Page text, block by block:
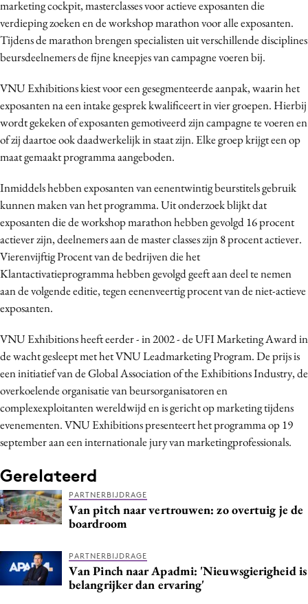
Bureaus
Campagnes
Carriere
Craft
Customer Experience
Data & Insights
Design
Diversiteit
Effectiviteit
Gedragsverandering
Influencer marketing
Interne communicatie
Merkstrategie
PR
Programmatic
Purpose Marketing
Reputatie & crisis
marketing cockpit, masterclasses voor actieve exposanten die
verdieping zoeken en de workshop marathon voor alle exposanten.
Tijdens de marathon brengen specialisten uit verschillende disciplines
beursdeelnemers de fijne kneepjes van campagne voeren bij.
VNU Exhibitions kiest voor een gesegmenteerde aanpak, waarin het
exposanten na een intake gesprek kwalificeert in vier groepen. Hierbij
wordt gekeken of exposanten gemotiveerd zijn campagne te voeren en
of zij daartoe ook daadwerkelijk in staat zijn. Elke groep krijgt een op
maat gemaakt programma aangeboden.
Inmiddels hebben exposanten van eenentwintig beurstitels gebruik
kunnen maken van het programma. Uit onderzoek blijkt dat
exposanten die de workshop marathon hebben gevolgd 16 procent
actiever zijn, deelnemers aan de master classes zijn 8 procent actiever.
Vierenvijftig Procent van de bedrijven die het
Klantactivatieprogramma hebben gevolgd geeft aan deel te nemen
aan de volgende editie, tegen eenenveertig procent van de niet-actieve
exposanten.
VNU Exhibitions heeft eerder - in 2002 - de UFI Marketing Award in
de wacht gesleept met het VNU Leadmarketing Program. De prijs is
een initiatief van de Global Association of the Exhibitions Industry, de
overkoelende organisatie van beursorganisatoren en
complexexploitanten wereldwijd en is gericht op marketing tijdens
evenementen. VNU Exhibitions presenteert het programma op 19
september aan een internationale jury van marketingprofessionals.
Gerelateerd
PARTNERBIJDRAGE
Van pitch naar vertrouwen: zo overtuig je de
boardroom
PARTNERBIJDRAGE
Van Pinch naar Apadmi: 'Nieuwsgierigheid is
belangrijker dan ervaring'